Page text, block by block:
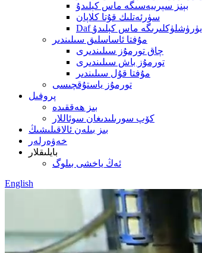
بېنز سېرىيەسىگە ماس كېلىدۇ
سۈرئەتلىك قۇتا كلاپان
Daf يۈرۈشلۈكلىرىگە ماس كېلىدۇ
مۇفتا ئاساسلىق سىلىندىر
چاق تورمۇز سىلىندىرى
تورمۇز باش سىلىندىرى
مۇفتا قۇل سىلىندىر
تورمۇز ياستۇقچىسى
پروفىل
بىز ھەققىدە
كۆپ سورىلىدىغان سوئاللار
بىز بىلەن ئالاقىلىشىڭ
خەۋەرلەر
بايلىقلار
ئەڭ ياخشى بىلوگ
English